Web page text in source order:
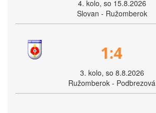
4. kolo, so 15.8.2026
Slovan - Ružomberok
1:4
3. kolo, so 8.8.2026
Ružomberok - Podbrezová